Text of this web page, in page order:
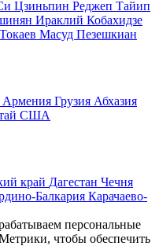
Цзиньпин Реджеп Тайип
Ираклий Кобахидзе
Масуд Пезешкиан
Армения Грузия Абхазия
США
край Дагестан Чечня
Балкария Карачаево-
персональные
чтобы обеспечить